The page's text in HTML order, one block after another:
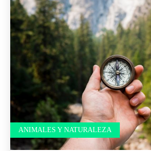
ANIMALES Y NATURALEZA